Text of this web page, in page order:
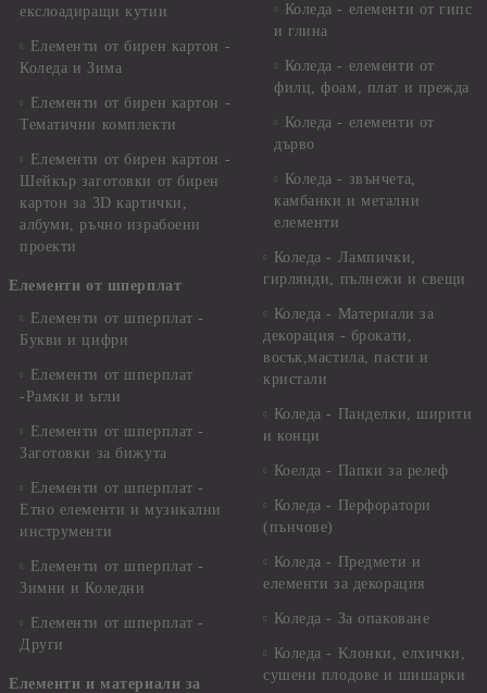
екслоадиращи кутии
Елементи от бирен картон -
Коледа и Зима
Елементи от бирен картон -
Тематични комплекти
Елементи от бирен картон -
Шейкър заготовки от бирен
картон за 3D картички,
албуми, ръчно израбоени
проекти
Елементи от шперплат
Елементи от шперплат -
Букви и цифри
Елементи от шперплат
-Рамки и ъгли
Елементи от шперплат -
Заготовки за бижута
Елементи от шперплат -
Етно елементи и музикални
инструменти
Елементи от шперплат -
Зимни и Коледни
Елементи от шперплат -
Други
Елементи и материали за
Коледа - елементи от гипс
и глина
Коледа - елементи от
филц, фоам, плат и прежда
Коледа - елементи от
дърво
Коледа - звънчета,
камбанки и метални
елементи
Коледа - Лампички,
гирлянди, пълнежи и свещи
Коледа - Материали за
декорация - брокати,
восък,мастила, пасти и
кристали
Коледа - Панделки, ширити
и конци
Коелда - Папки за релеф
Коледа - Перфоратори
(пънчове)
Коледа - Предмети и
елементи за декорация
Коледа - За опаковане
Коледа - Kлонки, елхички,
сушени плодове и шишарки